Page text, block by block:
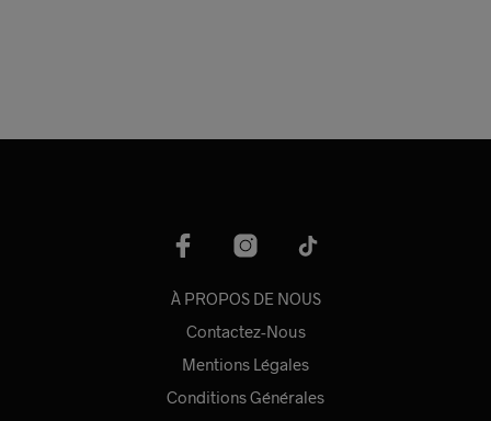
À PROPOS DE NOUS
Contactez-Nous
Mentions Légales
Conditions Générales